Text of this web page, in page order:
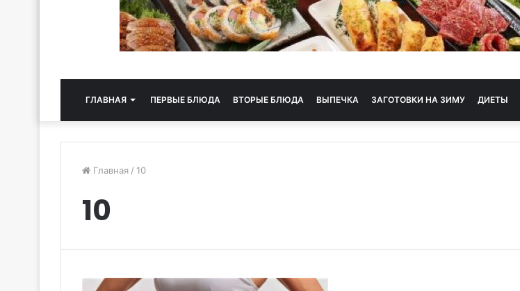
ГЛАВНАЯ ПЕРВЫЕ БЛЮДА ВТОРЫЕ БЛЮДА ВЫПЕЧКА ЗАГОТОВКИ НА ЗИМУ ДИЕТЫ
Главная / 10
10